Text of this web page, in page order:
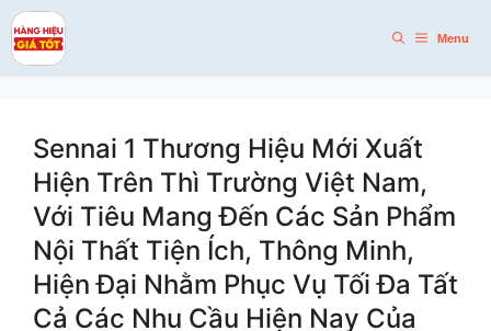
Skip
to
content
Menu
Sennai 1 Thương Hiệu Mới Xuất
Hiện Trên Thì Trường Việt Nam,
Với Tiêu Mang Đến Các Sản Phẩm
Nội Thất Tiện Ích, Thông Minh,
Hiện Đại Nhằm Phục Vụ Tối Đa Tất
Cả Các Nhu Cầu Hiện Nay Của